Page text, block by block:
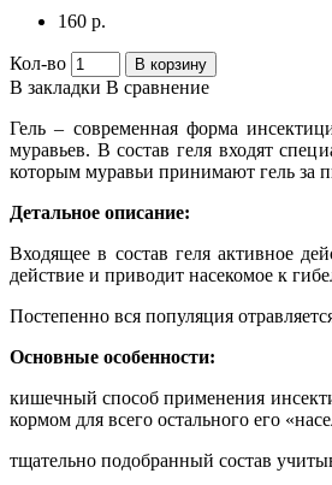
160 р.
Кол-во В корзину
В закладки В сравнение
Гель – современная форма
муравьев. В состав геля входят
которым муравьи принимают гель за
Детальное описание:
Входящее в состав геля активное
действие и приводит насекомое к
Постепенно вся популяция
Основные особенности:
кишечный способ применения
кормом для всего остального его
тщательно подобранный состав